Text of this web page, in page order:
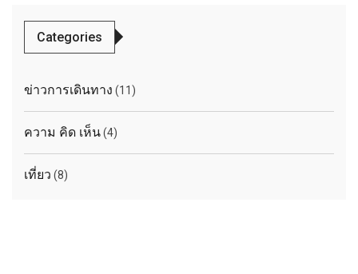
Categories
ข่าวการเดินทาง (11)
ความ คิด เห็น(4)
เที่ยว (8)